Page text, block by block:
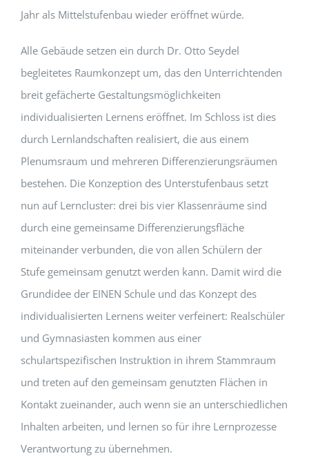
Jahr als Mittelstufenbau wieder eröffnet würde.
Alle Gebäude setzen ein durch Dr. Otto Seydel
begleitetes Raumkonzept um, das den Unterrichtenden
breit gefächerte Gestaltungsmöglichkeiten
individualisierten Lernens eröffnet. Im Schloss ist dies
durch Lernlandschaften realisiert, die aus einem
Plenumsraum und mehreren Differenzierungsräumen
bestehen. Die Konzeption des Unterstufenbaus setzt
nun auf Lerncluster: drei bis vier Klassenräume sind
durch eine gemeinsame Differenzierungsfläche
miteinander verbunden, die von allen Schülern der
Stufe gemeinsam genutzt werden kann. Damit wird die
Grundidee der EINEN Schule und das Konzept des
individualisierten Lernens weiter verfeinert: Realschüler
und Gymnasiasten kommen aus einer
schulartspezifischen Instruktion in ihrem Stammraum
und treten auf den gemeinsam genutzten Flächen in
Kontakt zueinander, auch wenn sie an unterschiedlichen
Inhalten arbeiten, und lernen so für ihre Lernprozesse
Verantwortung zu übernehmen.